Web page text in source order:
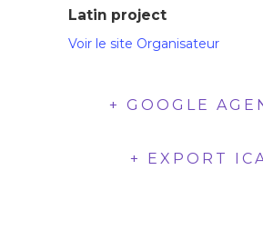
Latin project
Voir le site Organisateur
+ GOOGLE
+ EXPORT